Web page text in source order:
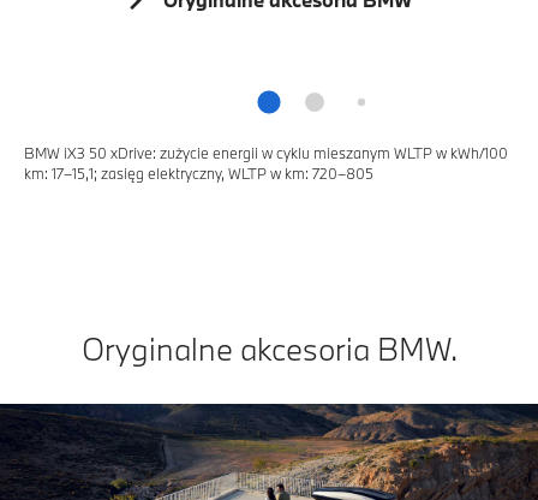
BMW iX3 50 xDrive: zużycie energii w cyklu mieszanym WLTP w kWh/100
km: 17–15,1; zasięg elektryczny, WLTP w km: 720–805
Oryginalne akcesoria BMW.